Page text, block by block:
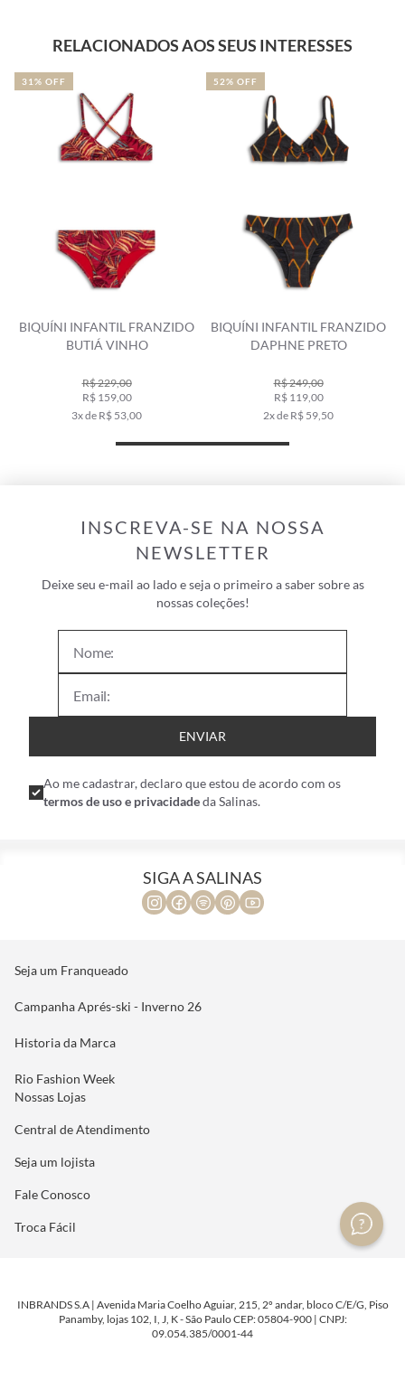
RELACIONADOS AOS SEUS INTERESSES
BIQUÍNI INFANTIL FRANZIDO
BUTIÁ VINHO
R$ 229,00
R$ 159,00
3x de R$ 53,00
31% OFF
BIQUÍNI INFANTIL FRANZIDO
DAPHNE PRETO
R$ 249,00
R$ 119,00
2x de R$ 59,50
52% OFF
INSCREVA-SE NA NOSSA
NEWSLETTER
Deixe seu e-mail ao lado e seja o primeiro a saber sobre as
nossas coleções!
ENVIAR
Ao me cadastrar, declaro que estou de acordo com os
termos de uso e privacidadeda Salinas.
SIGA A SALINAS
Seja um Franqueado
Campanha Aprés-ski - Inverno 26
Historia da Marca
Rio Fashion Week
Nossas Lojas
Central de Atendimento
Seja um lojista
Fale Conosco
Troca Fácil
INBRANDS S.A | Avenida Maria Coelho Aguiar, 215, 2º andar, bloco C/E/G, Piso
Panamby, lojas 102, I, J, K - São Paulo CEP: 05804-900 | CNPJ:
09.054.385/0001-44